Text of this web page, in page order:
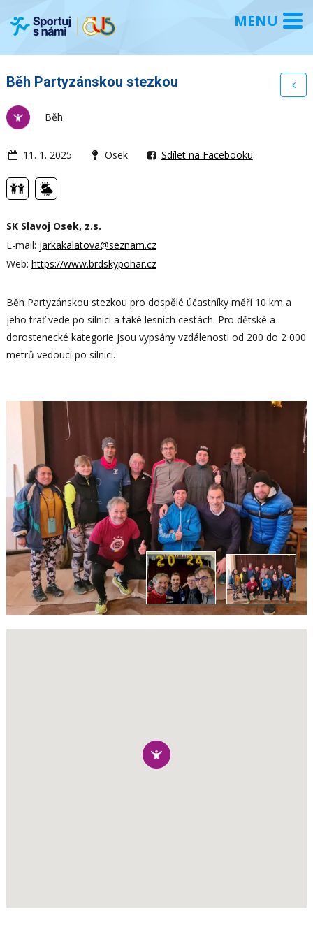
Běh Partyzánskou stezkou
Běh
11. 1. 2025 Osek Sdílet na Facebooku
SK Slavoj Osek, z.s.
E-mail: jarkakalatova@seznam.cz
Web: https://www.brdskypohar.cz
Běh Partyzánskou stezkou pro dospělé účastníky měří 10 km a
jeho trať vede po silnici a také lesních cestách. Pro dětské a
dorostenecké kategorie jsou vypsány vzdálenosti od 200 do 2 000
metrů vedoucí po silnici.